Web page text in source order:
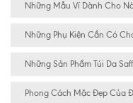
Những Mẫu Ví Dành Cho
Những Phụ Kiện Cần Có
Những Sản Phẩm Túi Da
Phong Cách Mặc Đẹp Của